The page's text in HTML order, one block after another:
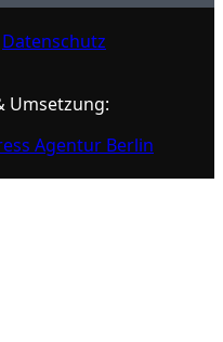
Datenschutz
Umsetzung:
Agentur Berlin